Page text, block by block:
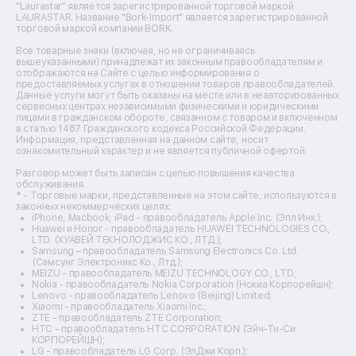
Ремонт водонагревателей
Ремонт вытяжек
Ремонт источников бесперебойного питания
Ремонт пароварок
Ремонт микшерных пультов
Ремонт dj-пультов
Ремонт кухонных плит
Ремонт стедикамов
Ремонт оптических прицелов
Ремонт электровелосипедов
Ремонт видеокамер
Ремонт эхолотов
Ремонт 3d-принтеров
Ремонт прицелов ночного видения
Ремонт винных шкафов
Ремонт выпрямителей
Ремонт сушилок для рук
Ремонт дальномеров
Ремонт снегоуборщиков
"Laurastar" является зарегистрированной торговой маркой
LAURASTAR. Название "Bork-Import" является зарегистрированной
торговой маркой компании BORK.
Все товарные знаки (включая, но не ограничиваясь
вышеуказанными) принадлежат их законным правообладателям и
отображаются на Сайте с целью информирования о
предоставляемых услугах в отношении товаров правообладателей.
Данные услуги могут быть оказаны на месте или в неавторизованных
сервисных центрах независимыми физическими и юридическими
лицами в гражданском обороте, связанном с товаром и включенном
в статью 1487 Гражданского кодекса Российской Федерации.
Информация, представленная на данном сайте, носит
ознакомительный характер и не является публичной офертой.
Разговор может быть записан с целью повышения качества
обслуживания.
* - Торговые марки, представленные на этом сайте, используются в
законных некоммерческих целях.
iPhone, Macbook, iPad - правообладатель Apple Inc. (Эпл Инк.);
Huawei и Honor - правообладатель HUAWEI TECHNOLOGIES CO.,
LTD. (ХУАВЕЙ ТЕКНОЛОДЖИС КО., ЛТД.);
Samsung – правообладатель Samsung Electronics Co. Ltd.
(Самсунг Электроникс Ко., Лтд.);
MEIZU - правообладатель MEIZU TECHNOLOGY CO., LTD.;
Nokia - правообладатель Nokia Corporation (Нокиа Корпорейшн);
Lenovo - правообладатель Lenovo (Beijing) Limited;
Xiaomi - правообладатель Xiaomi Inc.;
ZTE - правообладатель ZTE Corporation;
HTC - правообладатель HTC CORPORATION (Эйч-Ти-Си
КОРПОРЕЙШН);
LG - правообладатель LG Corp. (ЭлДжи Корп.);